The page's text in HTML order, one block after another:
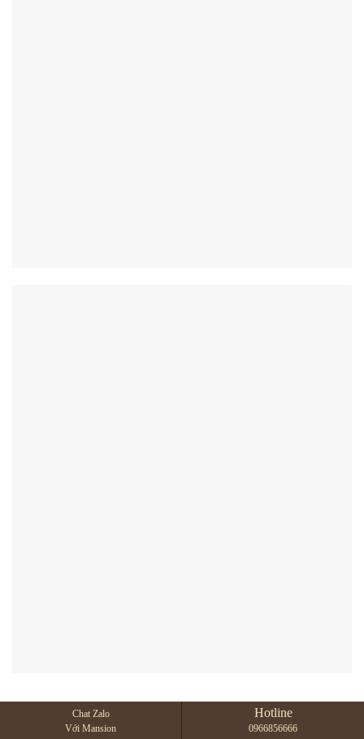
Chat Zalo
Với Mansion
Hotline
0966856666